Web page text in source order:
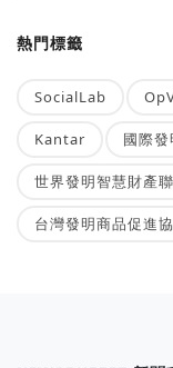
熱門標籤
SocialLab
Kantar 國際發
世界發明智慧財產
台灣發明商品促進